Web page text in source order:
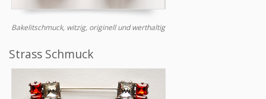
Bakelitschmuck, witzig, originell und werthaltig
Strass Schmuck